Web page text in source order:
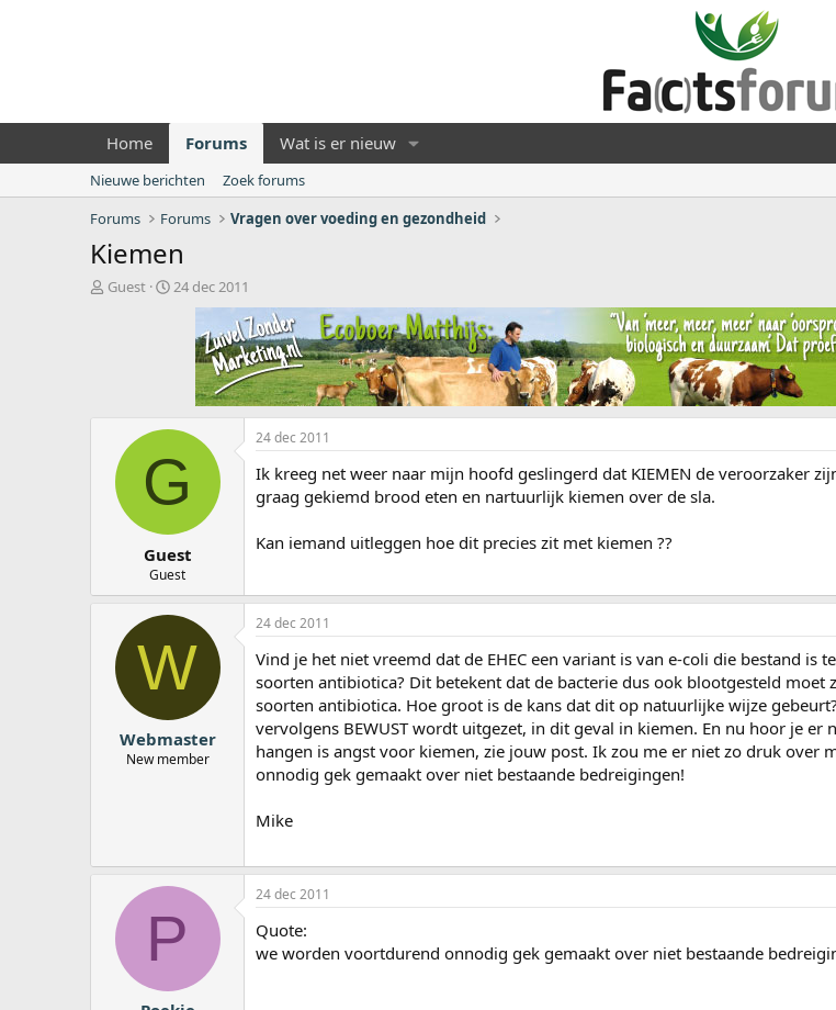
Home Forums Wat is er nieuw
Nieuwe berichten
Zoek forums
Forums
Forums Vragen over voeding en gezondheid
Kiemen
O
Guest
S
m
24 dec 2011
G
Guest
Guest
24 dec 2011
Ik kreeg net weer naar mijn hoofd geslingerd dat KIEMEN de veroorzaker
graag gekiemd brood eten en nartuurlijk kiemen over de sla.
Kan iemand uitleggen hoe dit precies zit met kiemen ??
W
Webmaster
New member
24 dec 2011
Vind je het niet vreemd dat de EHEC een variant is van e-coli die bestand is
soorten antibiotica? Dit betekent dat de bacterie dus ook blootgesteld moet
soorten antibiotica. Hoe groot is de kans dat dit op natuurlijke wijze
vervolgens BEWUST wordt uitgezet, in dit geval in kiemen. En nu hoor je er
hangen is angst voor kiemen, zie jouw post. Ik zou me er niet zo druk over
onnodig gek gemaakt over niet bestaande bedreigingen!
Mike
P
24 dec 2011
Quote:
we worden voortdurend onnodig gek gemaakt over niet bestaande